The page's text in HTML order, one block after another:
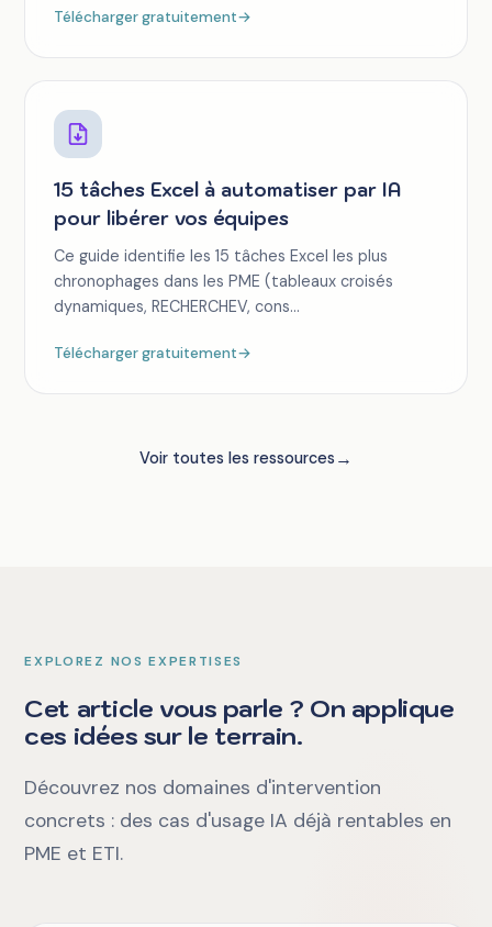
Télécharger gratuitement→
15 tâches Excel à automatiser par IA
pour libérer vos équipes
Ce guide identifie les 15 tâches Excel les plus
chronophages dans les PME (tableaux croisés
dynamiques, RECHERCHEV, cons...
Télécharger gratuitement→
Voir toutes les ressources→
EXPLOREZ NOS EXPERTISES
Cet article vous parle ? On applique
ces idées sur le terrain.
Découvrez nos domaines d'intervention
concrets : des cas d'usage IA déjà rentables en
PME et ETI.